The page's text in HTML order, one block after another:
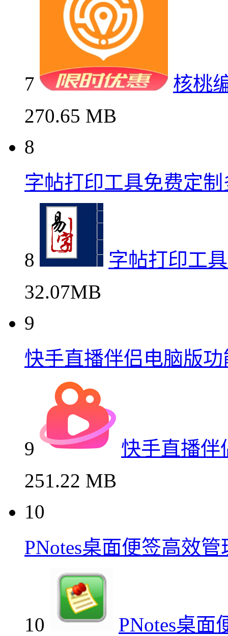
7
核桃
270.65 MB
8
字帖打印工具免费定
8
字帖打印工
32.07MB
9
快手直播伴侣电脑版
9
快手直播伴
251.22 MB
10
PNotes桌面便签高效
10
PNotes桌面